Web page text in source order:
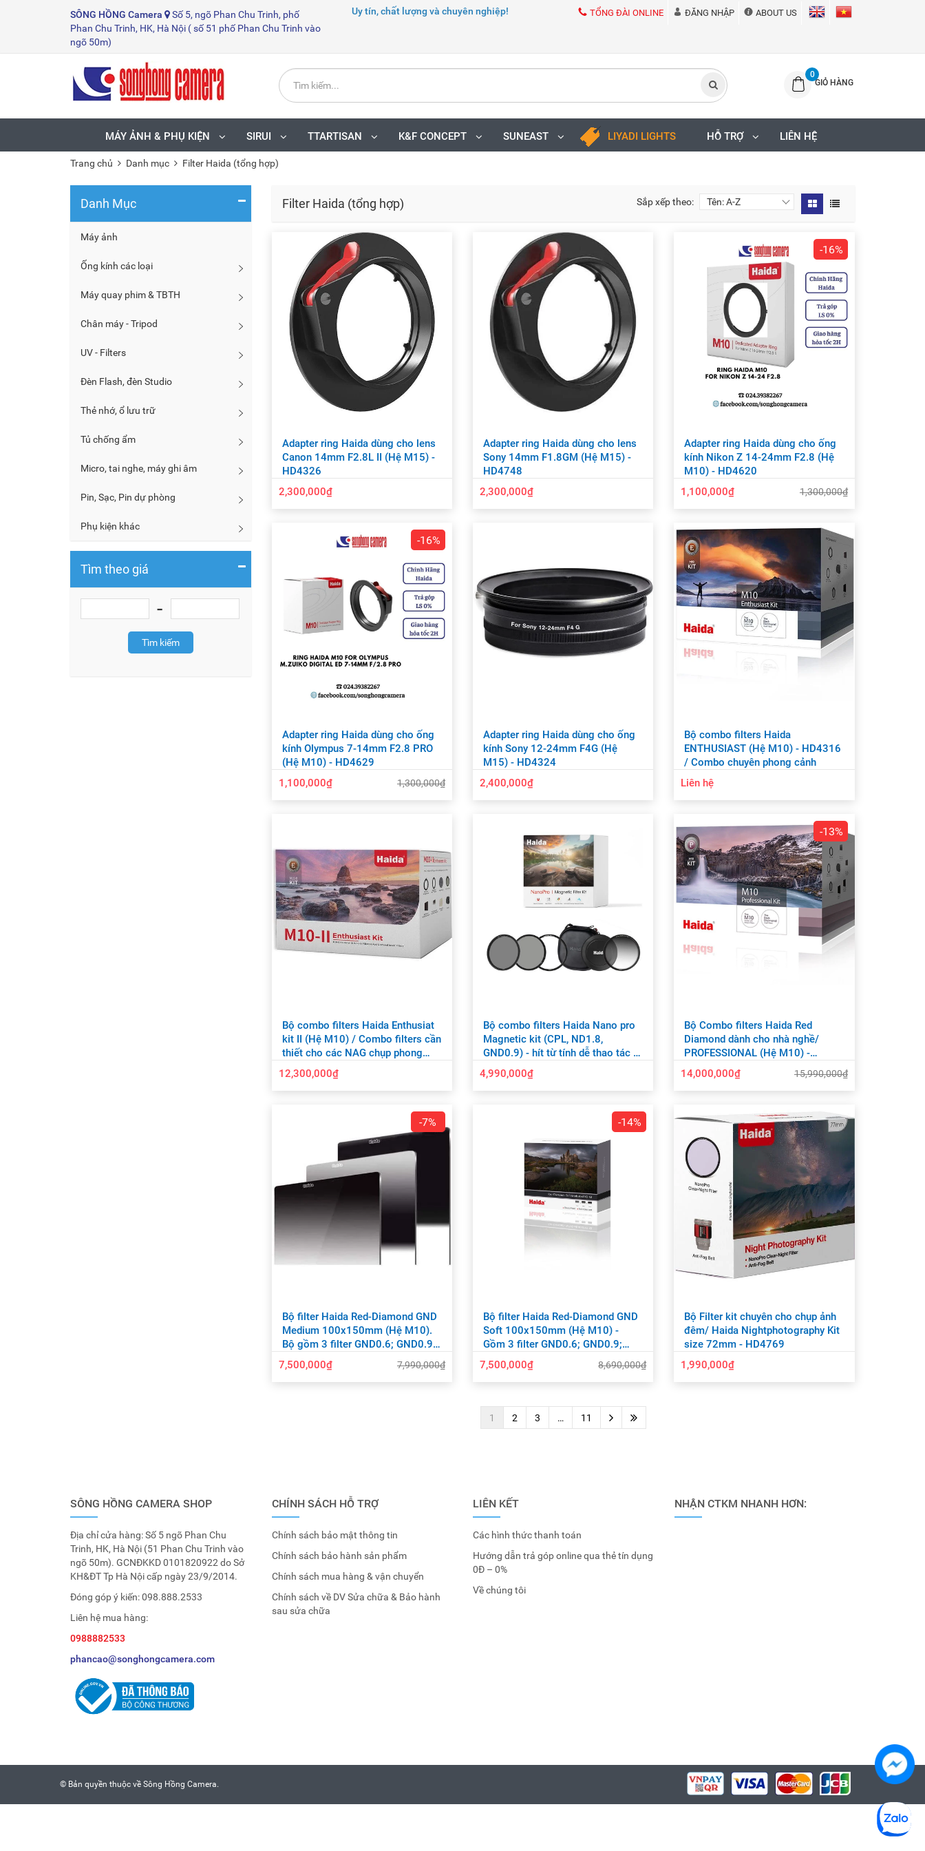
SÔNG HỒNG Camera
Số 5, ngõ Phan Chu Trinh, phố
Phan Chu Trinh, HK, Hà Nội ( số 51 phố Phan Chu Trinh vào
ngõ 50m)
Uy tín, chất lượng và chuyên nghiệp! TỔNG ĐÀI ONLINE ĐĂNG NHẬP ABOUT US
0
GIỎ HÀNG
MÁY ẢNH & PHỤ KIỆN SIRUI TTARTISAN K&F CONCEPT SUNEAST LIYADI LIGHTS HỖ TRỢ LIÊN HỆ
Trang chủ Danh mục Filter Haida (tổng hợp)
Danh Mục
Máy ảnh
Ống kính các loại
Máy quay phim & TBTH
Chân máy - Tripod
UV - Filters
Đèn Flash, đèn Studio
Thẻ nhớ, ổ lưu trữ
Tủ chống ẩm
Micro, tai nghe, máy ghi âm
Pin, Sạc, Pin dự phòng
Phụ kiện khác
Tìm theo giá
-
Tìm kiếm
Filter Haida (tổng hợp) Sắp xếp theo:
Adapter ring Haida dùng cho lens
Canon 14mm F2.8L II (Hệ M15) -
HD4326
2,300,000₫
Adapter ring Haida dùng cho lens
Sony 14mm F1.8GM (Hệ M15) -
HD4748
2,300,000₫
-16%
Adapter ring Haida dùng cho ống
kính Nikon Z 14-24mm F2.8 (Hệ
M10) - HD4620
1,100,000₫
1,300,000₫
-16%
Adapter ring Haida dùng cho ống
kính Olympus 7-14mm F2.8 PRO
(Hệ M10) - HD4629
1,100,000₫
1,300,000₫
Adapter ring Haida dùng cho ống
kính Sony 12-24mm F4G (Hệ
M15) - HD4324
2,400,000₫
Bộ combo filters Haida
ENTHUSIAST (Hệ M10) - HD4316
/ Combo chuyên phong cảnh
Liên hệ
Bộ combo filters Haida Enthusiat
kit II (Hệ M10) / Combo filters cần
thiết cho các NAG chụp phong
cảnh - HD4705
12,300,000₫
Bộ combo filters Haida Nano pro
Magnetic kit (CPL, ND1.8,
GND0.9) - hít từ tính dễ thao tác -
HD4755
4,990,000₫
-13%
Bộ Combo filters Haida Red
Diamond dành cho nhà nghề/
PROFESSIONAL (Hệ M10) -
HD4317
14,000,000₫ 15,990,000₫
-7%
Bộ filter Haida Red-Diamond GND
Medium 100x150mm (Hệ M10).
Bộ gồm 3 filter GND0.6; GND0.9;
GND1.2 stop) - HD4313
7,500,000₫ 7,990,000₫
-14%
Bộ filter Haida Red-Diamond GND
Soft 100x150mm (Hệ M10) -
Gồm 3 filter GND0.6; GND0.9;
GND1.2 stop) - HD4312
7,500,000₫ 8,690,000₫
Bộ Filter kit chuyên cho chụp ảnh
đêm/ Haida Nightphotography Kit
size 72mm - HD4769
1,990,000₫
1 2 3 … 11
SÔNG HỒNG CAMERA SHOP
Địa chỉ cửa hàng: Số 5 ngõ Phan Chu
Trinh, HK, Hà Nội (51 Phan Chu Trinh vào
ngõ 50m). GCNĐKKD 0101820922 do Sở
KH&ĐT Tp Hà Nội cấp ngày 23/9/2014.
Đóng góp ý kiến:098.888.2533
Liên hệ mua hàng:
0988882533
phancao@songhongcamera.com
CHÍNH SÁCH HỖ TRỢ
Chính sách bảo mật thông tin
Chính sách bảo hành sản phẩm
Chính sách mua hàng & vận chuyển
Chính sách về DV Sửa chữa & Bảo hành
sau sửa chữa
LIÊN KẾT
Các hình thức thanh toán
Hướng dẫn trả góp online qua thẻ tín dụng
0Đ – 0%
Về chúng tôi
NHẬN CTKM NHANH HƠN:
© Bản quyền thuộc về Sông Hồng Camera.